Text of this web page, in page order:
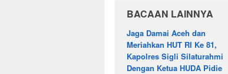
BACAAN LAINNYA
Jaga Damai Aceh dan
Meriahkan HUT RI Ke 81,
Kapolres Sigli Silaturahmi
Dengan Ketua HUDA Pidie